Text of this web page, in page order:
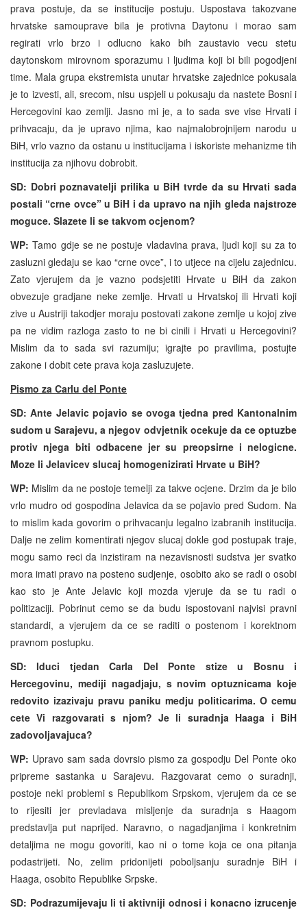
prava postuje, da se institucije postuju. Uspostava takozvane
hrvatske samouprave bila je protivna Daytonu i morao sam
regirati vrlo brzo i odlucno kako bih zaustavio vecu stetu
daytonskom mirovnom sporazumu i ljudima koji bi bili pogodjeni
time. Mala grupa ekstremista unutar hrvatske zajednice pokusala
je to izvesti, ali, srecom, nisu uspjeli u pokusaju da nastete Bosni i
Hercegovini kao zemlji. Jasno mi je, a to sada sve vise Hrvati i
prihvacaju, da je upravo njima, kao najmalobrojnijem narodu u
BiH, vrlo vazno da ostanu u institucijama i iskoriste mehanizme tih
institucija za njihovu dobrobit.
SD: Dobri poznavatelji prilika u BiH tvrde da su Hrvati sada
postali “crne ovce” u BiH i da upravo na njih gleda najstroze
moguce. Slazete li se takvom ocjenom?
WP:Tamo gdje se ne postuje vladavina prava, ljudi koji su za to
zasluzni gledaju se kao “crne ovce”, i to utjece na cijelu zajednicu.
Zato vjerujem da je vazno podsjetiti Hrvate u BiH da zakon
obvezuje gradjane neke zemlje. Hrvati u Hrvatskoj ili Hrvati koji
zive u Austriji takodjer moraju postovati zakone zemlje u kojoj zive
pa ne vidim razloga zasto to ne bi cinili i Hrvati u Hercegovini?
Mislim da to sada svi razumiju; igrajte po pravilima, postujte
zakone i dobit cete prava koja zasluzujete.
Pismo za Carlu del Ponte
SD: Ante Jelavic pojavio se ovoga tjedna pred Kantonalnim
sudom u Sarajevu, a njegov odvjetnik ocekuje da ce optuzbe
protiv njega biti odbacene jer su preopsirne i nelogicne.
Moze li Jelavicev slucaj homogenizirati Hrvate u BiH?
WP: Mislim da ne postoje temelji za takve ocjene. Drzim da je bilo
vrlo mudro od gospodina Jelavica da se pojavio pred Sudom. Na
to mislim kada govorim o prihvacanju legalno izabranih institucija.
Dalje ne zelim komentirati njegov slucaj dokle god postupak traje,
mogu samo reci da inzistiram na nezavisnosti sudstva jer svatko
mora imati pravo na posteno sudjenje, osobito ako se radi o osobi
kao sto je Ante Jelavic koji mozda vjeruje da se tu radi o
politizaciji. Pobrinut cemo se da budu ispostovani najvisi pravni
standardi, a vjerujem da ce se raditi o postenom i korektnom
pravnom postupku.
SD: Iduci tjedan Carla Del Ponte stize u Bosnu i
Hercegovinu, mediji nagadjaju, s novim optuznicama koje
redovito izazivaju pravu paniku medju politicarima. O cemu
cete Vi razgovarati s njom? Je li suradnja Haaga i BiH
zadovoljavajuca?
WP: Upravo sam sada dovrsio pismo za gospodju Del Ponte oko
pripreme sastanka u Sarajevu. Razgovarat cemo o suradnji,
postoje neki problemi s Republikom Srpskom, vjerujem da ce se
to rijesiti jer prevladava misljenje da suradnja s Haagom
predstavlja put naprijed. Naravno, o nagadjanjima i konkretnim
detaljima ne mogu govoriti, kao ni o tome koja ce ona pitanja
podastrijeti. No, zelim pridonijeti poboljsanju suradnje BiH i
Haaga, osobito Republike Srpske.
SD: Podrazumijevaju li ti aktivniji odnosi i konacno izrucenje